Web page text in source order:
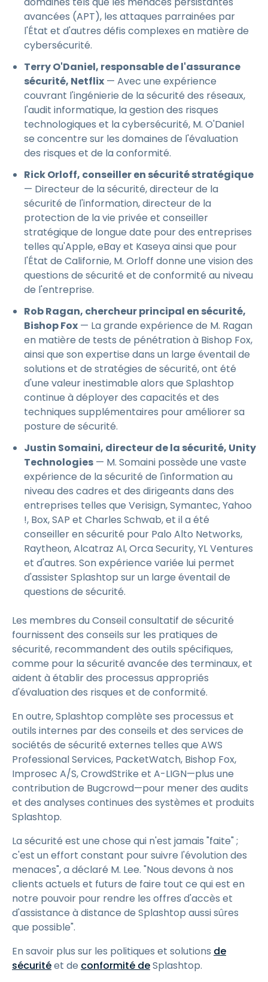
avancées (APT), les attaques parrainées par
l'État et d'autres défis complexes en matière de
cybersécurité.
Terry O'Daniel, responsable de l'assurance
sécurité, Netflix — Avec une expérience
couvrant l'ingénierie de la sécurité des réseaux,
l'audit informatique, la gestion des risques
technologiques et la cybersécurité, M. O'Daniel
se concentre sur les domaines de l'évaluation
des risques et de la conformité.
Rick Orloff, conseiller en sécurité stratégique
— Directeur de la sécurité, directeur de la
sécurité de l'information, directeur de la
protection de la vie privée et conseiller
stratégique de longue date pour des entreprises
telles qu'Apple, eBay et Kaseya ainsi que pour
l'État de Californie, M. Orloff donne une vision des
questions de sécurité et de conformité au niveau
de l'entreprise.
Rob Ragan, chercheur principal en sécurité,
Bishop Fox — La grande expérience de M. Ragan
en matière de tests de pénétration à Bishop Fox,
ainsi que son expertise dans un large éventail de
solutions et de stratégies de sécurité, ont été
d'une valeur inestimable alors que Splashtop
continue à déployer des capacités et des
techniques supplémentaires pour améliorer sa
posture de sécurité.
Justin Somaini, directeur de la sécurité, Unity
Technologies — M. Somaini possède une vaste
expérience de la sécurité de l'information au
niveau des cadres et des dirigeants dans des
entreprises telles que Verisign, Symantec, Yahoo
!, Box, SAP et Charles Schwab, et il a été
conseiller en sécurité pour Palo Alto Networks,
Raytheon, Alcatraz AI, Orca Security, YL Ventures
et d'autres. Son expérience variée lui permet
d'assister Splashtop sur un large éventail de
questions de sécurité.
Les membres du Conseil consultatif de sécurité
fournissent des conseils sur les pratiques de
sécurité, recommandent des outils spécifiques,
comme pour la sécurité avancée des terminaux, et
aident à établir des processus appropriés
d'évaluation des risques et de conformité.
En outre, Splashtop complète ses processus et
outils internes par des conseils et des services de
sociétés de sécurité externes telles que AWS
Professional Services, PacketWatch, Bishop Fox,
Improsec A/S, CrowdStrike et A-LIGN—plus une
contribution de Bugcrowd—pour mener des audits
et des analyses continues des systèmes et produits
Splashtop.
La sécurité est une chose qui n'est jamais "faite" ;
c'est un effort constant pour suivre l'évolution des
menaces", a déclaré M. Lee. "Nous devons à nos
clients actuels et futurs de faire tout ce qui est en
notre pouvoir pour rendre les offres d'accès et
d'assistance à distance de Splashtop aussi sûres
que possible".
En savoir plus sur les politiques et solutions de
sécuritéet de conformité deSplashtop.